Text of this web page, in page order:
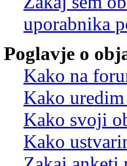
uporabnika
Poglavje o
Kako na
Kako
Kako svoji
Kako